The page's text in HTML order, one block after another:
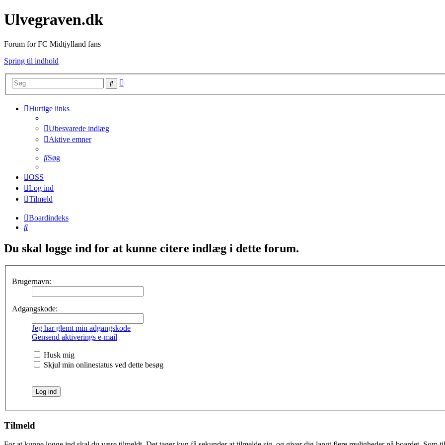
Ulvegraven.dk
Forum for FC Midtjylland fans
Spring til indhold
Søg
Hurtige links
Ubesvarede indlæg
Aktive emner
Søg
OSS
Log ind
Tilmeld
Boardindeks
Søg
Du skal logge ind for at kunne citere indlæg i dette forum.
Brugernavn:
Adgangskode:
Jeg har glemt min adgangskode
Gensend aktiverings e-mail
Husk mig
Skjul min onlinestatus ved dette besøg
Tilmeld